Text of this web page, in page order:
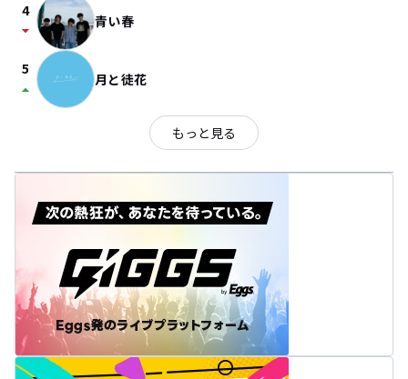
4
arrow_drop_down 青い春
5
arrow_drop_up 月と徒花
もっと見る